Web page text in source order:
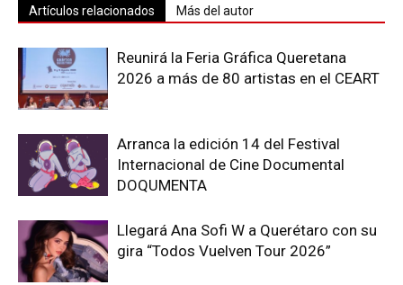
Artículos relacionados Más del autor
Reunirá la Feria Gráfica Queretana
2026 a más de 80 artistas en el CEART
Arranca la edición 14 del Festival
Internacional de Cine Documental
DOQUMENTA
Llegará Ana Sofi W a Querétaro con su
gira “Todos Vuelven Tour 2026”